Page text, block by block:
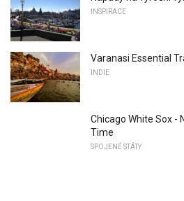
INSPIRACE
Varanasi Essential
INDIE
Chicago White Sox -
Time
SPOJENÉ STÁTY